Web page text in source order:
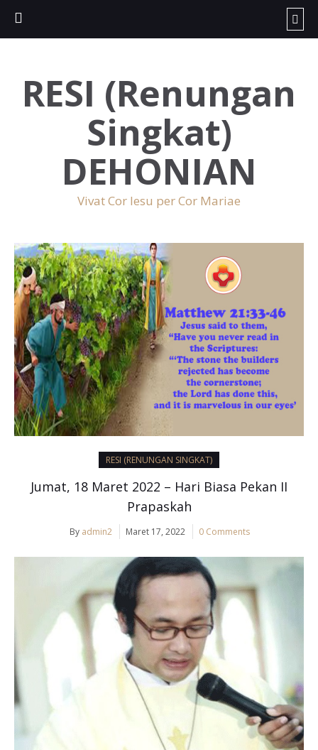
RESI (Renungan
Singkat)
DEHONIAN
Vivat Cor Iesu per Cor Mariae
RESI (RENUNGAN SINGKAT)
Jumat, 18 Maret 2022 – Hari Biasa Pekan II
Prapaskah
By admin2 Maret 17, 2022 0 Comments